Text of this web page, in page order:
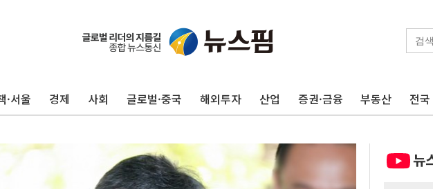
·서울 경제 사회 글로벌·중국 해외투자 산업 증권·금융 부동산 전국
뉴